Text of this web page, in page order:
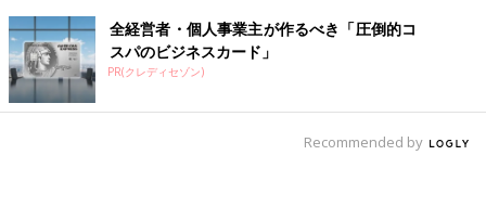
全経営者・個人事業主が作るべき「圧倒的コ
スパのビジネスカード」
PR(クレディセゾン)
Recommended by